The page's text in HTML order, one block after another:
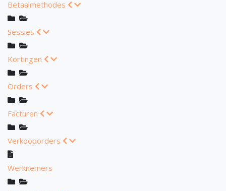
Betaalmethodes
Sessies
Kortingen
Orders
Facturen
Verkooporders
Werknemers